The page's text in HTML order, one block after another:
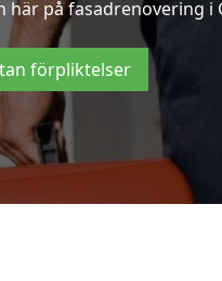
på fasadrenovering i
förpliktelser